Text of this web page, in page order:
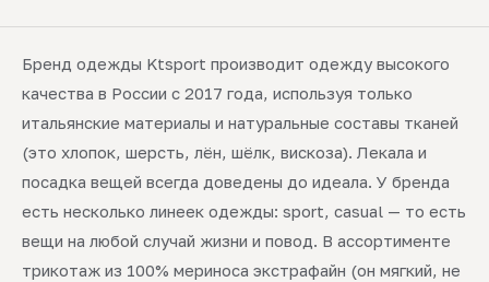
Бренд одежды Ktsport производит одежду высокого
качества в России с 2017 года, используя только
итальянские материалы и натуральные составы тканей
(это хлопок, шерсть, лён, шёлк, вискоза). Лекала и
посадка вещей всегда доведены до идеала. У бренда
есть несколько линеек одежды: sport, casual — то есть
вещи на любой случай жизни и повод. В ассортименте
трикотаж из 100% мериноса экстрафайн (он мягкий, не